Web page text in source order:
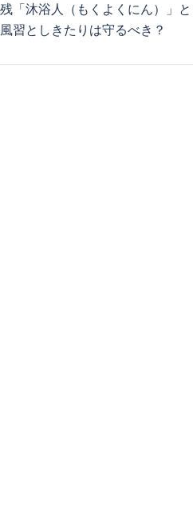
「沐浴人（もくよくにん）」と
習としきたりは守るべき？